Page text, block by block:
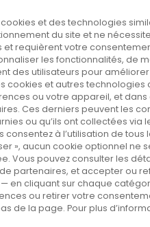
de son
cession
2025, Rexel
en
en Norvège,
et des technologies
du site et ne
requièrent votre
les fonctionnalités, de
des utilisateurs pour
cookies et autres technologies
ou votre appareil, et dans
Ces derniers peuvent les
ou qu’ils ont collectées via
consentez à l’utilisation de tous
», aucun cookie optionnel ne
Vous pouvez consulter les
partenaires, et accepter ou
en cliquant sur chaque
ou retirer votre
de la page. Pour plus